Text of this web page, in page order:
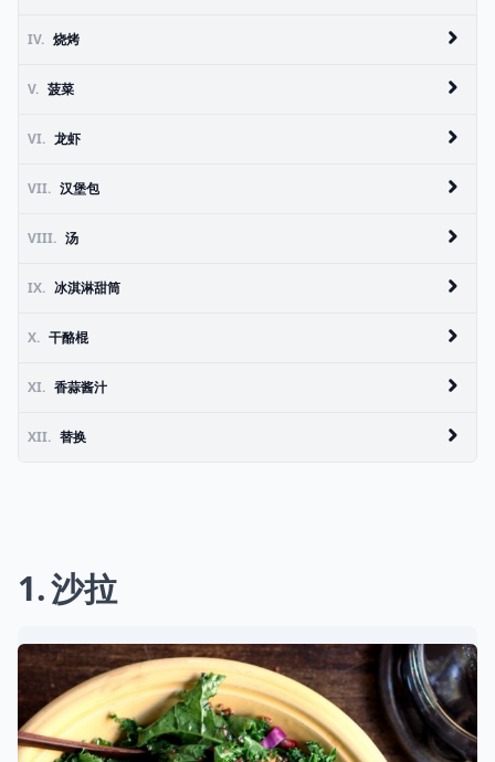
IV. 烧烤
V. 菠菜
VI. 龙虾
VII. 汉堡包
VIII. 汤
IX. 冰淇淋甜筒
X. 干酪棍
XI. 香蒜酱汁
XII. 替换
1 沙拉